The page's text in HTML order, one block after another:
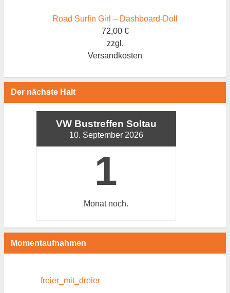
Road Surfin Girl – Dashboard-Doll
72,00 €
zzgl.
Versandkosten
Der nächste Halt
VW Bustreffen Soltau
10. September 2026
1
Monatnoch.
Momentaufnahmen
freier_mit_dreier